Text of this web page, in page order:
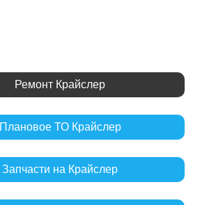
Ремонт Крайслер
Плановое ТО Крайслер
Запчасти на Крайслер